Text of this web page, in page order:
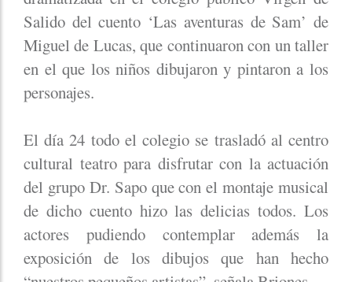
Salido del cuento ‘Las aventuras de Sam’ de
Miguel de Lucas, que continuaron con un taller
en el que los niños dibujaron y pintaron a los
personajes.
El día 24 todo el colegio se trasladó al centro
cultural teatro para disfrutar con la actuación
del grupo Dr. Sapo que con el montaje musical
de dicho cuento hizo las delicias todos. Los
actores pudiendo contemplar además la
exposición de los dibujos que han hecho